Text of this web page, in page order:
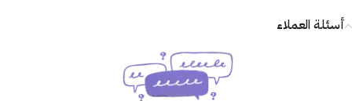
أسئلة العملاء